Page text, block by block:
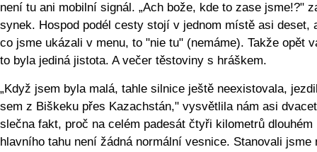
není tu ani mobilní signál. „Ach bože, kde to zase jsme!?"
synek. Hospod podél cesty stojí v jednom místě asi deset,
co jsme ukázali v menu, to "nie tu" (nemáme). Takže opět
to byla jediná jistota. A večer těstoviny s hráškem.
„Když jsem byla malá, tahle silnice ještě neexistovala,
sem z Biškeku přes Kazachstán," vysvětlila nám asi
slečna fakt, proč na celém padesát čtyři kilometrů dlouhém
hlavního tahu není žádná normální vesnice. Stanovali jsme